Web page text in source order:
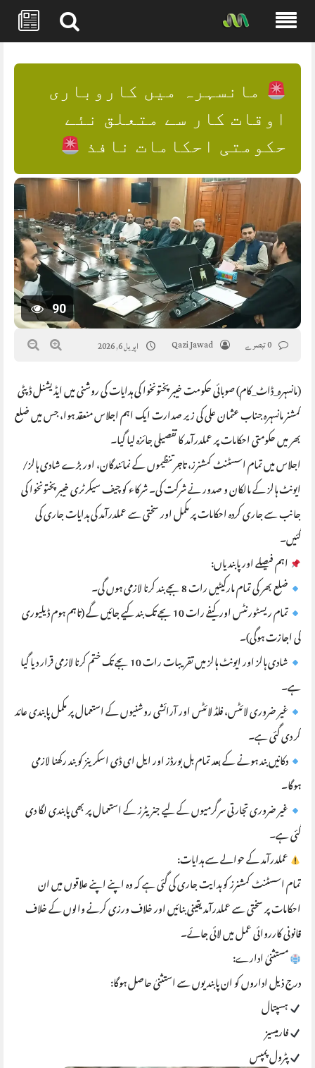
content
مانسہرہ میں کاروباری
اوقات کار سے متعلق نئے
حکومتی احکامات نافذ
90
Qazi Jawad اپریل 6, 2026
(مانسہرہ_ڈاٹ_کام) صوبائی حکومت خیبرپختونخوا کی ہدایات کی روشنی میں ایڈیشنل ڈپٹی
کمشنر مانسہرہ جناب عثمان علی کی زیر صدارت ایک اہم اجلاس منعقد ہوا، جس میں ضلع
بھر میں حکومتی احکامات پر عملدرآمد کا تفصیلی جائزہ لیا گیا۔
اجلاس میں تمام اسسٹنٹ کمشنرز، تاجر تنظیموں کے نمائندگان، اور بڑے شادی ہالز/
ایونٹ ہالز کے مالکان و صدور نے شرکت کی۔ شرکاء کو چیف سیکرٹری خیبرپختونخوا کی
جانب سے جاری کردہ احکامات پر مکمل اور سختی سے عملدرآمد کی ہدایات جاری کی
گئیں۔
اہم فیصلے اور پابندیاں:
ضلع بھر کی تمام مارکیٹیں رات 8 بجے بند کرنا لازمی ہوں گی۔
تمام ریسٹورنٹس اور کیفے رات 10 بجے تک بند کیے جائیں گے (تاہم ہوم ڈیلیوری
کی اجازت ہوگی)۔
شادی ہالز اور ایونٹ ہالز میں تقریبات رات 10 بجے تک ختم کرنا لازمی قرار دیا گیا
ہے۔
غیر ضروری لائٹس، فلڈ لائٹس اور آرائشی روشنیوں کے استعمال پر مکمل پابندی عائد
کر دی گئی ہے۔
دکانیں بند ہونے کے بعد تمام بل بورڈز اور ایل ای ڈی اسکرینز کو بند رکھنا لازمی
ہوگا۔
غیر ضروری تجارتی سرگرمیوں کے لیے جنریٹرز کے استعمال پر بھی پابندی لگا دی
گئی ہے۔
عملدرآمد کے حوالے سے ہدایات:
تمام اسسٹنٹ کمشنرز کو ہدایت جاری کی گئی ہے کہ وہ اپنے اپنے علاقوں میں ان
احکامات پر سختی سے عملدرآمد یقینی بنائیں اور خلاف ورزی کرنے والوں کے خلاف
قانونی کارروائی عمل میں لائی جائے۔
مستثنیٰ ادارے:
درج ذیل اداروں کو ان پابندیوں سے استثنیٰ حاصل ہوگا:
ہسپتال
فارمیسیز
پٹرول پمپس